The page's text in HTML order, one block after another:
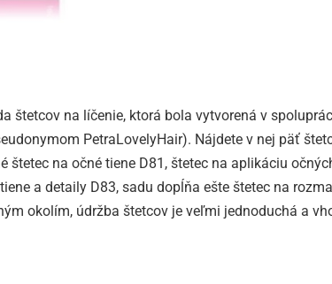
štetcov na líčenie, ktorá bola vytvorená v
PetraLovelyHair). Nájdete v nej päť
štetec na očné tiene D81, štetec na aplikáciu
a detaily D83, sadu dopĺňa ešte štetec na
okolím, údržba štetcov je veľmi jednoduchá a